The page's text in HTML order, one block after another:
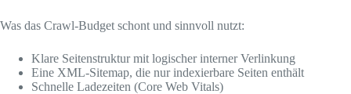
Was das Crawl-Budget schont und sinnvoll nutzt:
Klare Seitenstruktur mit logischer interner Verlinkung
Eine XML-Sitemap, die nur indexierbare Seiten enthält
Schnelle Ladezeiten (Core Web Vitals)